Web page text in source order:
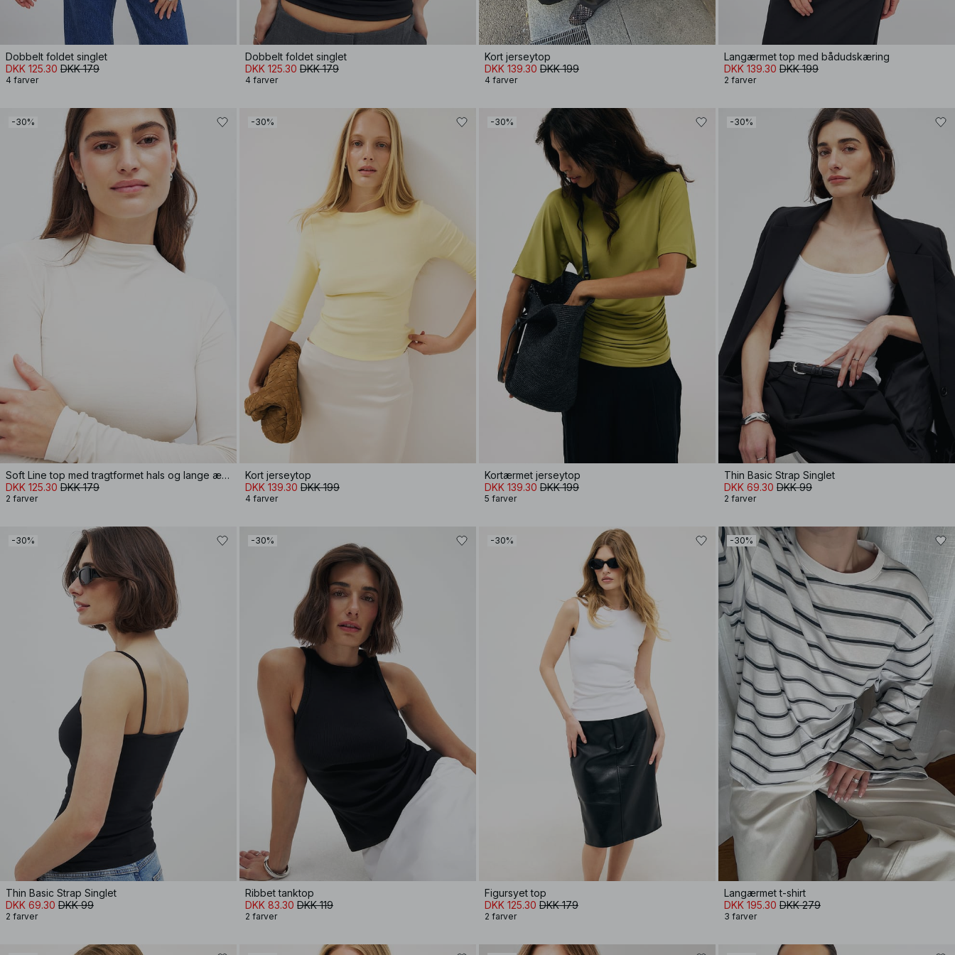
Dobbelt foldet singlet
DKK 125.30 DKK 179
4 farver
Dobbelt foldet singlet
DKK 125.30 DKK 179
4 farver
Kort jerseytop
DKK 139.30 DKK 199
4 farver
Langærmet top med bådudskæring
DKK 139.30 DKK 199
2 farver
-30%
Soft Line top med tragtformet hals og lange ærmer
DKK 125.30 DKK 179
2 farver
-30%
Kort jerseytop
DKK 139.30 DKK 199
4 farver
-30%
Kortærmet jerseytop
DKK 139.30 DKK 199
5 farver
-30%
Thin Basic Strap Singlet
DKK 69.30 DKK 99
2 farver
-30%
Thin Basic Strap Singlet
DKK 69.30 DKK 99
2 farver
-30%
Ribbet tanktop
DKK 83.30 DKK 119
2 farver
-30%
Figursyet top
DKK 125.30 DKK 179
2 farver
-30%
Langærmet t-shirt
DKK 195.30 DKK 279
3 farver